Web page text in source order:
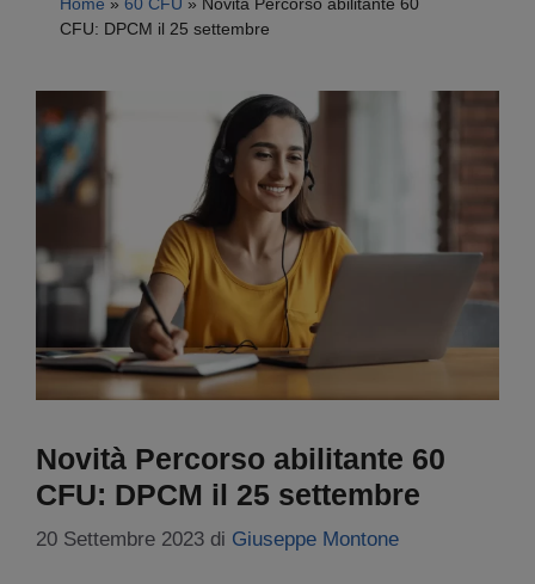
CFU: DPCM il 25 settembre
Novità Percorso abilitante 60
CFU: DPCM il 25 settembre
20 Settembre 2023 di Giuseppe Montone